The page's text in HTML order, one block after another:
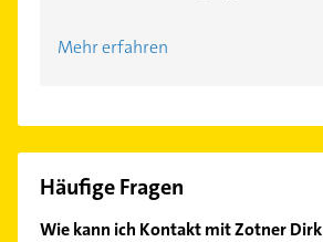
Mehr erfahren
Häufige Fragen
Wie kann ich Kontakt mit Zotner Dirk